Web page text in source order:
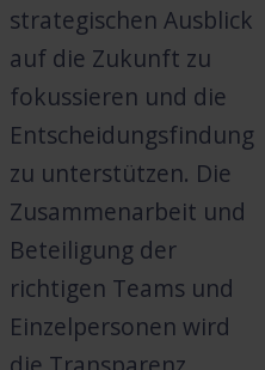
strategischen Ausblick
auf die Zukunft zu
fokussieren und die
Entscheidungsfindung
zu unterstützen. Die
Zusammenarbeit und
Beteiligung der
richtigen Teams und
Einzelpersonen wird